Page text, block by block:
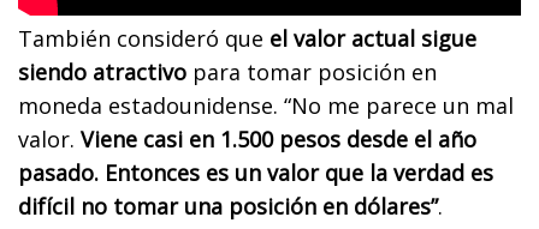
También consideró que el valor actual sigue
siendo atractivo para tomar posición en
moneda estadounidense. “No me parece un mal
valor. Viene casi en 1.500 pesos desde el año
pasado. Entonces es un valor que la verdad es
difícil no tomar una posición en dólares”.